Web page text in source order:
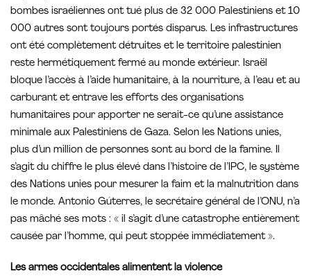
bombes israéliennes ont tué plus de 32 000 Palestiniens et 10
000 autres sont toujours portés disparus. Les infrastructures
ont été complètement détruites et le territoire palestinien
reste hermétiquement fermé au monde extérieur. Israël
bloque l’accès à l’aide humanitaire, à la nourriture, à l’eau et au
carburant et entrave les efforts des organisations
humanitaires pour apporter ne serait-ce qu’une assistance
minimale aux Palestiniens de Gaza. Selon les Nations unies,
plus d’un million de personnes sont au bord de la famine. Il
s’agit du chiffre le plus élevé dans l’histoire de l’IPC, le système
des Nations unies pour mesurer la faim et la malnutrition dans
le monde. Antonio Gúterres, le secrétaire général de l’ONU, n’a
pas mâché ses mots : « il s’agit d’une catastrophe entièrement
causée par l’homme, qui peut stoppée immédiatement ».
Les armes occidentales alimentent la violence